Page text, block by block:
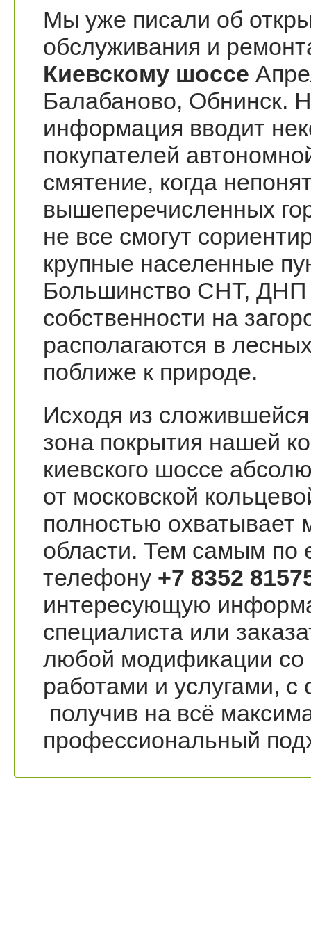
Мы уже писали об
обслуживания и
Киевскому шоссе
Балабаново, Обнинск.
информация вводит
покупателей
смятение, когда
вышеперечисленных
не все смогут
крупные населенные
Большинство СНТ,
собственности на
располагаются в
поближе к природе.
Исходя из
зона покрытия нашей
киевского шоссе
от московской
полностью охватывает
области. Тем самым по
телефону +7 8352
интересующую
специалиста или
любой модификации со
работами и услугами,
получив на всё
профессиональный